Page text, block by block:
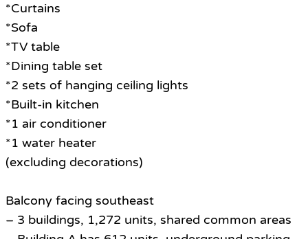
*Curtains
*Sofa
*TV table
*Dining table set
*2 sets of hanging ceiling lights
*Built-in kitchen
*1 air conditioner
*1 water heater
(excluding decorations)
Balcony facing southeast
– 3 buildings, 1,272 units, shared common areas